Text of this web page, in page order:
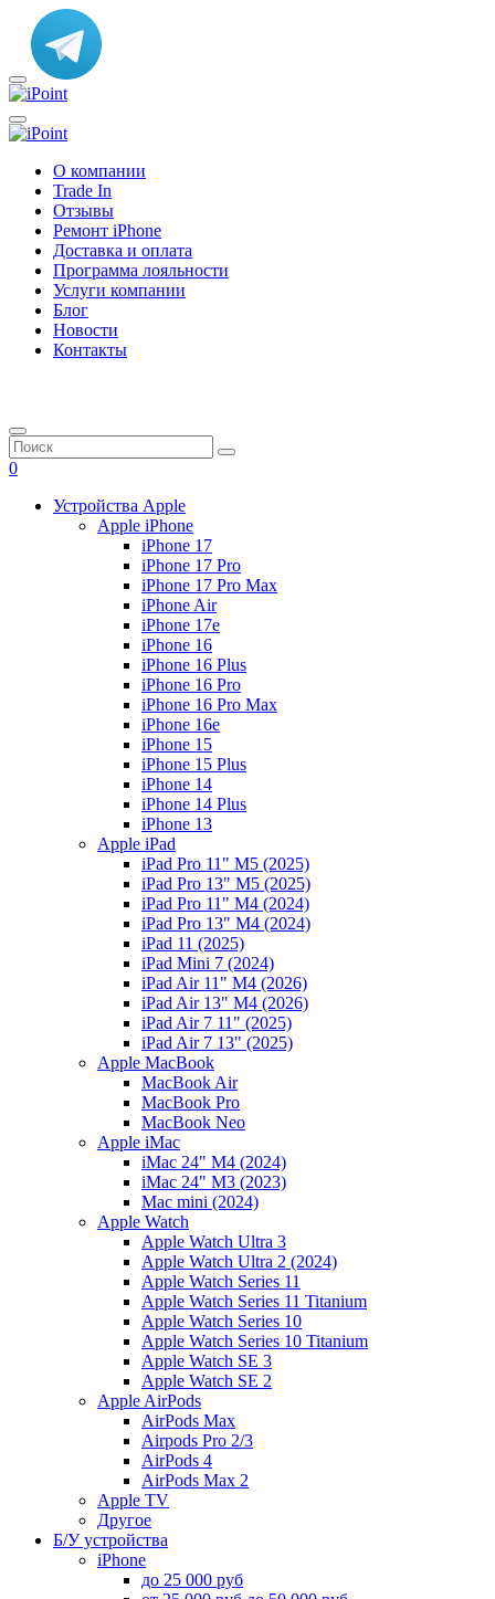
О компании
Trade In
Отзывы
Ремонт iPhone
Доставка и оплата
Программа лояльности
Услуги компании
Блог
Новости
Контакты
0
Устройства Apple
Apple iPhone
iPhone 17
iPhone 17 Pro
iPhone 17 Pro Max
iPhone Air
iPhone 17e
iPhone 16
iPhone 16 Plus
iPhone 16 Pro
iPhone 16 Pro Max
iPhone 16e
iPhone 15
iPhone 15 Plus
iPhone 14
iPhone 14 Plus
iPhone 13
Apple iPad
iPad Pro 11" M5 (2025)
iPad Pro 13" M5 (2025)
iPad Pro 11" M4 (2024)
iPad Pro 13" M4 (2024)
iPad 11 (2025)
iPad Mini 7 (2024)
iPad Air 11" M4 (2026)
iPad Air 13" M4 (2026)
iPad Air 7 11" (2025)
iPad Air 7 13" (2025)
Apple MacBook
MacBook Air
MacBook Pro
MacBook Neo
Apple iMac
iMac 24" M4 (2024)
iMac 24" M3 (2023)
Mac mini (2024)
Apple Watch
Apple Watch Ultra 3
Apple Watch Ultra 2 (2024)
Apple Watch Series 11
Apple Watch Series 11 Titanium
Apple Watch Series 10
Apple Watch Series 10 Titanium
Apple Watch SE 3
Apple Watch SE 2
Apple AirPods
AirPods Max
Airpods Pro 2/3
AirPods 4
AirPods Max 2
Apple TV
Другое
Б/У устройства
iPhone
до 25 000 руб